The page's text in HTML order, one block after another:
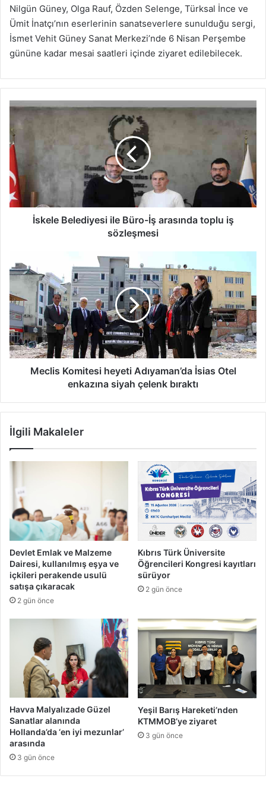
Nilgün Güney, Olga Rauf, Özden Selenge, Türksal İnce ve
Ümit İnatçı’nın eserlerinin sanatseverlere sunulduğu sergi,
İsmet Vehit Güney Sanat Merkezi’nde 6 Nisan Perşembe
gününe kadar mesai saatleri içinde ziyaret edilebilecek.
İskele
Belediyesi
ile
Büro-
İş
arasında
toplu
iş
sözleşmesi
İskele Belediyesi ile Büro-İş arasında toplu iş
sözleşmesi
Komitesi
heyeti
Adıyaman’da
İsias
Otel
enkazına
siyah
çelenk
bıraktıMeclis Komitesi heyeti Adıyaman’da İsias Otel
enkazına siyah çelenk bıraktı
İlgili Makaleler
Devlet Emlak ve Malzeme
Dairesi, kullanılmış eşya ve
içkileri perakende usulü
satışa çıkaracak
2 gün önce
Kıbrıs Türk Üniversite
Öğrencileri Kongresi kayıtları
sürüyor
2 gün önce
Havva Malyalızade Güzel
Sanatlar alanında
Hollanda’da ‘en iyi mezunlar’
arasında
3 gün önce
Yeşil Barış Hareketi’nden
KTMMOB’ye ziyaret
3 gün önce